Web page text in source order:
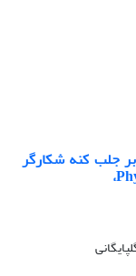
بر جلب کنه شکارگر